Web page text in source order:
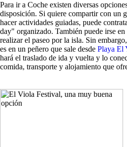
Para ir a Coche existen diversas
disposición. Si quiere compartir con un
hacer actividades guiadas, puede
day" organizado. También puede irse
realizar el paseo por la isla. Sin
es en un peñero que sale desde Playa El
hará el traslado de ida y vuelta y lo
comida, transporte y alojamiento que